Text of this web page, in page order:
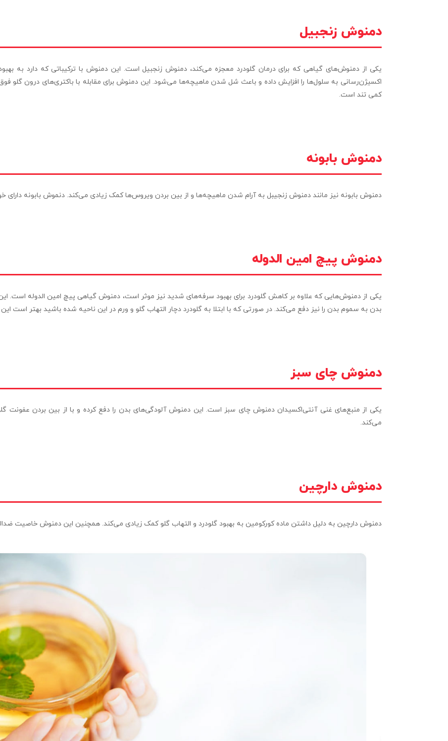
دمنوش زنجبیل
یکی از دمنوش‌های گیاهی که برای درمان گلودرد معجزه می‌کند، دمنوش زنجبیل است. این دمنوش با ترکیباتی که دارد به
اکسیژن‌رسانی به سلول‌ها را افزایش داده و باعث شل شدن ماهیچه‌ها می‌شود. این دمنوش برای مقابله با باکتری‌های درون گلو
کمی تند است.
دمنوش بابونه
دمنوش بابونه نیز مانند دمنوش زنجیبل به آرام شدن ماهیچه‌ها و از بین بردن ویروس‌ها کمک زیادی می‌کند. دنموش بابونه دارای
دمنوش پیچ امین الدوله
یکی از دمنوش‌هایی که علاوه بر کاهش گلودرد برای بهبود سرفه‌های شدید نیز موثر است، دمنوش گیاهی پیچ امین الدوله است.
بدن به سموم بدن را نیز دفع می‌کند. در صورتی که با ابتلا به گلودرد دچار التهاب گلو و ورم در این ناحیه شده باشید بهتر است
دمنوش چای سبز
یکی از منبع‌های غنی آنتی‌اکسیدان دمنوش چای سبز است. این دمنوش آلودگی‌های بدن را دفع کرده و با از بین بردن عفونت
می‌کند.
دمنوش دارچین
دمنوش دارچین به دلیل داشتن ماده کورکومین به بهبود گلودرد و التهاب گلو کمک زیادی می‌کند. همچنین این دمنوش خاصیت